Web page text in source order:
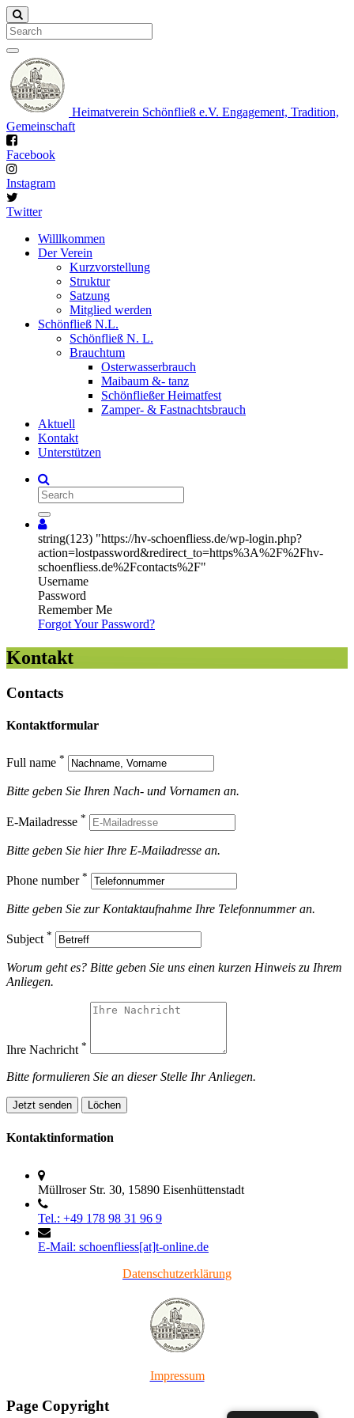
Search
Heimatverein Schönfließ e.V. Engagement, Tradition,
Gemeinschaft
Facebook
Instagram
Twitter
Willlkommen
Der Verein
Kurzvorstellung
Struktur
Satzung
Mitglied werden
Schönfließ N.L.
Schönfließ N. L.
Brauchtum
Osterwasserbrauch
Maibaum &- tanz
Schönfließer Heimatfest
Zamper- & Fastnachtsbrauch
Aktuell
Kontakt
Unterstützen
Search
string(123) "https://hv-schoenfliess.de/wp-login.php?
action=lostpassword&redirect_to=https%3A%2F%2Fhv-
schoenfliess.de%2Fcontacts%2F"
Username
Password
Remember Me
Forgot Your Password?
Kontakt
Contacts
Kontaktformular
Full name *
Bitte geben Sie Ihren Nach- und Vornamen an.
E-Mailadresse *
Bitte geben Sie hier Ihre E-Mailadresse an.
Phone number *
Bitte geben Sie zur Kontaktaufnahme Ihre Telefonnummer an.
Subject *
Worum geht es? Bitte geben Sie uns einen kurzen Hinweis zu Ihrem
Anliegen.
Ihre Nachricht *
Bitte formulieren Sie an dieser Stelle Ihr Anliegen.
Kontaktinformation
Müllroser Str. 30, 15890 Eisenhüttenstadt
Tel.: +49 178 98 31 96 9
E-Mail: schoenfliess[at]t-online.de
Datenschutzerklärung
Impressum
Page Copyright